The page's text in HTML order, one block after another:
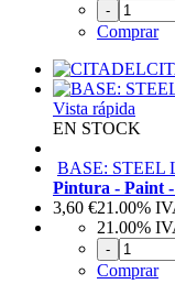
-
Comprar
Vista rápida
EN STOCK
BASE: STEEL
Pintura - Paint
3,60 €21.00%
21.00%
-
Comprar